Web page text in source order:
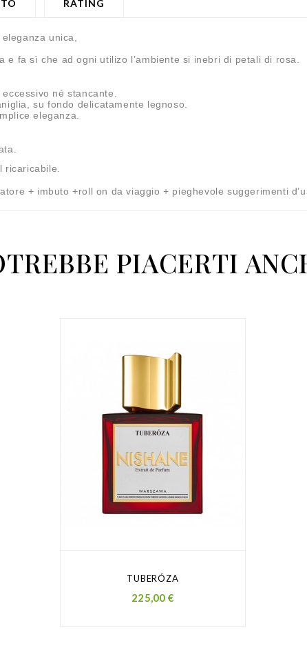
RATING
unica,
fa sì che ad ogni utilizo l’ambiente si inebri di petali di rosa.
né stancante.
su fondo delicatamente legnoso.
eleganza.
+ imbuto +roll on da viaggio + pieghevole suggerimenti
PIACERTI
TUBERÓZA
Prezzo
225,00 €